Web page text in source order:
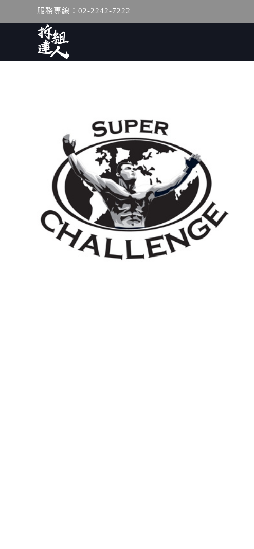
服務專線：02-2242-7222